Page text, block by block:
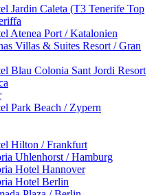
Caleta (T3 Tenerife Top
Port / Katalonien
& Suites Resort / Gran
Colonia Sant Jordi Resort
Beach / Zypern
/ Frankfurt
/ Hamburg
Hannover
Berlin